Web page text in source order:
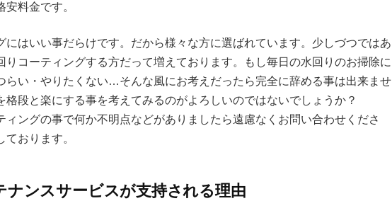
料金です。
にはいい事だらけです。だから様々な方に選ばれています。少しづつではあ
りコーティングする方だって増えております。もし毎日の水回りのお掃除に
らい・やりたくない…そんな風にお考えだったら完全に辞める事は出来ませ
格段と楽にする事を考えてみるのがよろしいのではないでしょうか？
ィングの事で何か不明点などがありましたら遠慮なくお問い合わせくださ
ております。
ナンスサービスが支持される理由